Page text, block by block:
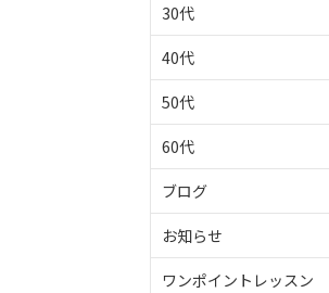
30代
40代
50代
60代
ブログ
お知らせ
ワンポイントレッスン